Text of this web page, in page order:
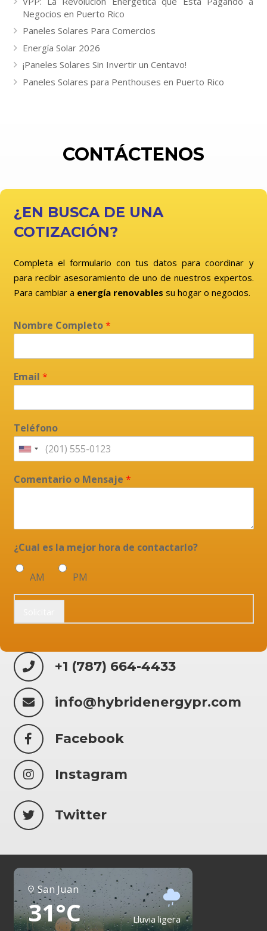
Negocios en Puerto Rico
Paneles Solares Para Comercios
Energía Solar 2026
¡Paneles Solares Sin Invertir un Centavo!
Paneles Solares para Penthouses en Puerto Rico
CONTÁCTENOS
¿EN BUSCA DE UNA
COTIZACIÓN?
Completa el formulario con tus datos para coordinar y
para recibir asesoramiento de uno de nuestros expertos.
Para cambiar a energía renovables su hogar o negocios.
Nombre Completo*
Email *
Teléfono
Comentario o Mensaje *
¿Cual es la mejor hora de contactarlo?
AM PM
+1 (787) 664-4433
info@hybridenergypr.com
Facebook
Instagram
Twitter
San Juan
31°C Lluvia ligera